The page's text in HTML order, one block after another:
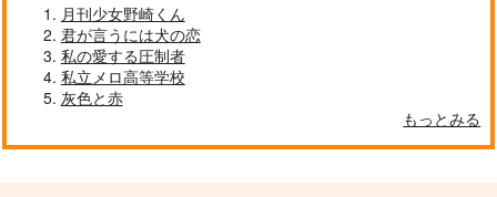
月刊少女野崎くん
君が言うには犬の恋
私の愛する圧制者
私立メロ高等学校
灰色と赤
もっとみる